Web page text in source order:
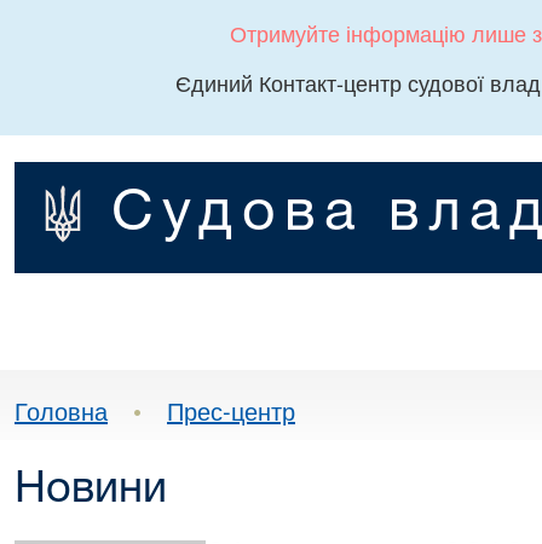
Отримуйте інформацію лише
Єдиний Контакт-центр судової
Судова
Головна • Прес-центр
Новини